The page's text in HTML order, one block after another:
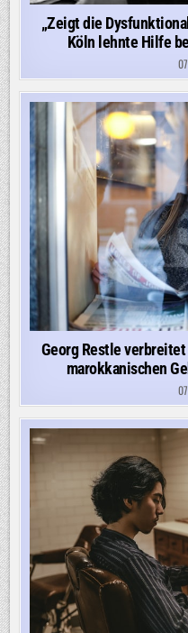
„Zeigt die
Köln lehnte Hilfe
Georg Restle
marokkanischen